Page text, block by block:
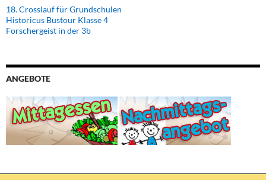
18. Crosslauf für Grundschulen
Historicus Bustour Klasse 4
Forschergeist in der 3b
ANGEBOTE